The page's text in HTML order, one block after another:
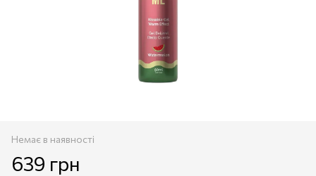
Немає в наявності
639 грн